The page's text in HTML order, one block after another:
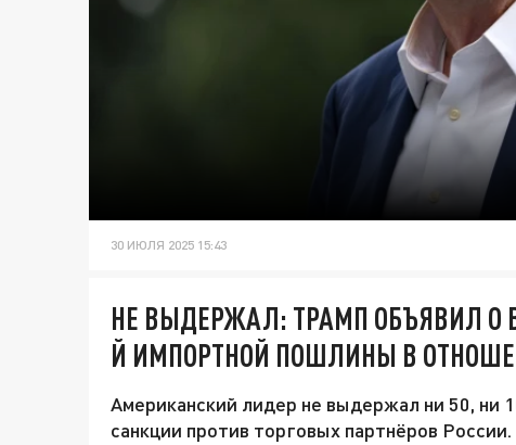
30 ИЮЛЯ 2025 15:43
НЕ ВЫДЕРЖАЛ: ТРАМП ОБЪЯВИЛ О
Й ИМПОРТНОЙ ПОШЛИНЫ В
Американский лидер не выдержал ни 50, ни
санкции против торговых партнёров